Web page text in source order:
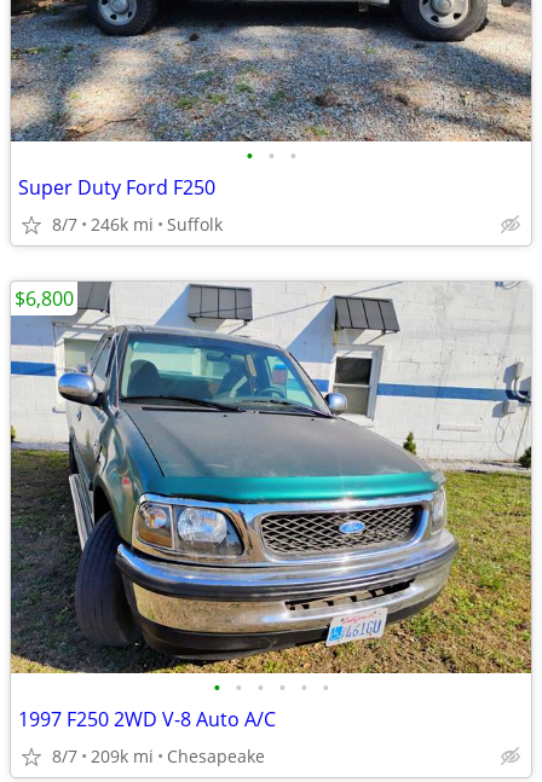
• • •
Super Duty Ford F250
8/7 246k mi Suffolk
• • • • • •
1997 F250 2WD V-8 Auto A/C
8/7 209k mi Chesapeake
$6,800